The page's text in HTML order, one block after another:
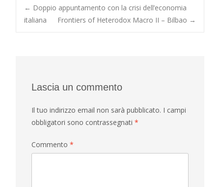
Post
← Doppio appuntamento con la crisi dell’economia
italiana
Frontiers of Heterodox Macro II – Bilbao →
Lascia un commento
Il tuo indirizzo email non sarà pubblicato. I campi
obbligatori sono contrassegnati *
Commento *